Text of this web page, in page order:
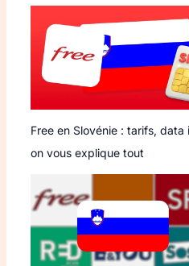
Free en Slovénie : tarifs,
on vous explique tout